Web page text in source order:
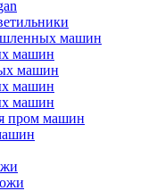
машин
машин
машин
машин
машин
пром машин